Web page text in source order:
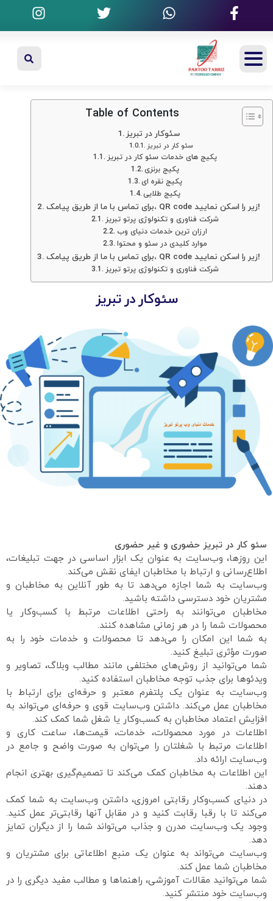
Table of Contents
سئوکار در تبریز
سئو کار در تبریز
پکیج های خدمات سئو کار در تبریز
پکیج برنزی
پکیج نقره ای
پکیج طلایی
برای تماس با ما از طریق پیامک، QR code زیر را اسکن نمایید!
شرکت فناوری و تکنولوژی پرتو تبریز
ارزان ترین خدمات دنیای وب
موارد کلیدی در سئو و محتوا
برای تماس با ما از طریق پیامک، QR code زیر را اسکن نمایید!
شرکت فناوری و تکنولوژی پرتو تبریز
سئوکار در تبریز
سئو کار در تبریز حضوری و غیر حضوری
این روزها، وب‌سایت به عنوان یک ابزار اساسی در جهت تبلیغات،
اطلاع‌رسانی و ارتباط با مخاطبان ایفای نقش می‌کند.
وب‌سایت به شما اجازه می‌دهد تا به طور آنلاین به مخاطبان و
مشتریان خود دسترسی داشته باشید.
مخاطبان می‌توانند به راحتی اطلاعات مرتبط با کسب‌وکار یا
محصولات شما را در هر زمانی مشاهده کنند.
به شما این امکان را می‌دهد تا محصولات و خدمات خود را به
صورت مؤثری تبلیغ کنید.
شما می‌توانید از روش‌های مختلفی مانند مطالب وبلاگ، تصاویر و
ویدئوها برای جذب توجه مخاطبان استفاده کنید.
وب‌سایت به عنوان یک پلتفرم معتبر و حرفه‌ای برای ارتباط با
مخاطبان عمل می‌کند. داشتن وب‌سایت قوی و حرفه‌ای می‌تواند به
افزایش اعتماد مخاطبان به کسب‌وکار یا شغل شما کمک کند.
اطلاعات در مورد محصولات، خدمات، قیمت‌ها، ساعت کاری و
اطلاعات مرتبط با شغلتان را می‌توان به صورت واضح و جامع در
وب‌سایت ارائه داد.
این اطلاعات به مخاطبان کمک می‌کند تا تصمیم‌گیری بهتری انجام
دهند.
در دنیای کسب‌وکار رقابتی امروزی، داشتن وب‌سایت به شما کمک
می‌کند تا با رقبا رقابت کنید و در مقابل آنها رقابتی‌تر عمل کنید.
وجود یک وب‌سایت مدرن و جذاب می‌تواند شما را از دیگران تمایز
دهد.
وب‌سایت می‌تواند به عنوان یک منبع اطلاعاتی برای مشتریان و
مخاطبان شما عمل کند.
شما می‌توانید مقالات آموزشی، راهنماها و مطالب مفید دیگری را در
وب‌سایت خود منتشر کنید.